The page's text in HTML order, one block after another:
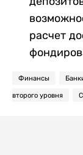
расчет
Финансы
второго уровня